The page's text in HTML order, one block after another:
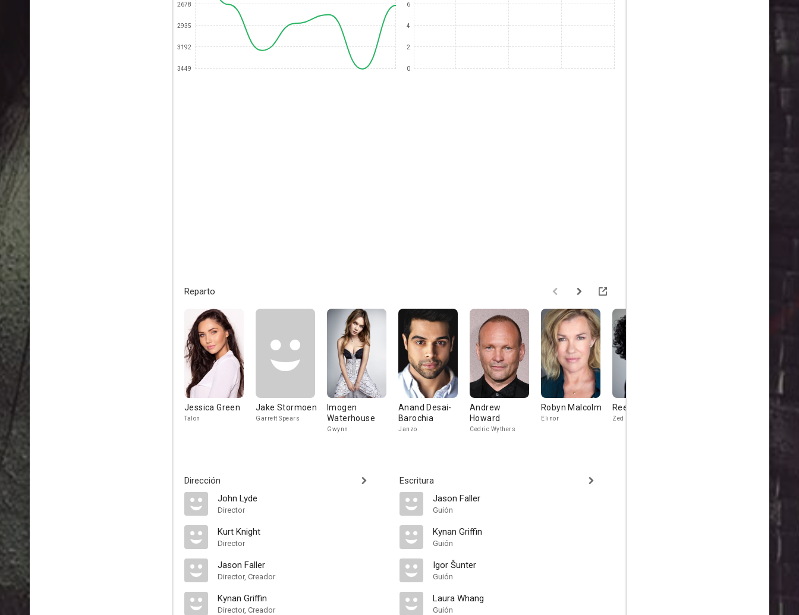
2678
2935
3192
3449
6
4
2
0
Reparto
Jessica Green
Talon
Jake Stormoen
Garrett Spears
Imogen
Waterhouse
Gwynn
Anand Desai-
Barochia
Janzo
Andrew
Howard
Cedric Wythers
Robyn Malcolm
Elinor
Reece Ritchie
Zed
Adam
Dirección
John Lyde
Director
Kurt Knight
Director
Jason Faller
Director, Creador
Kynan Griffin
Director, Creador
Escritura
Jason Faller
Guión
Kynan Griffin
Guión
Igor Šunter
Guión
Laura Whang
Guión